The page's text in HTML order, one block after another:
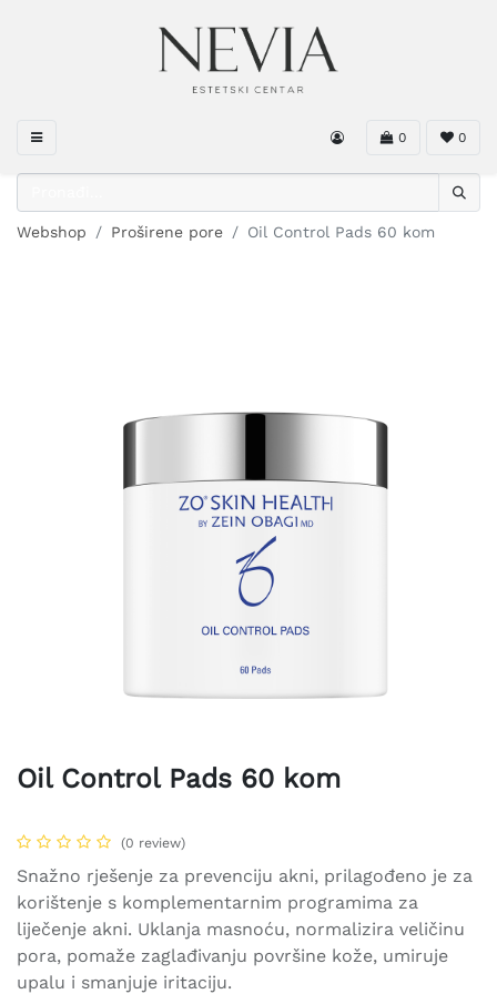
0 0
Webshop Proširene pore Oil Control Pads 60 kom
Oil Control Pads 60 kom
(0 review)
Snažno rješenje za prevenciju akni, prilagođeno je za
korištenje s komplementarnim programima za
liječenje akni. Uklanja masnoću, normalizira veličinu
pora, pomaže zaglađivanju površine kože, umiruje
upalu i smanjuje iritaciju.